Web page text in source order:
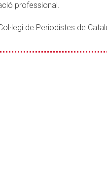
professional.
de Periodistes de